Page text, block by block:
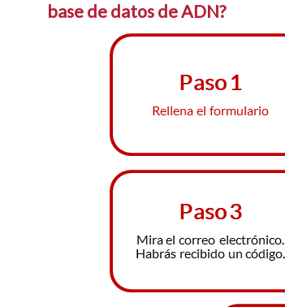
base de datos de ADN?